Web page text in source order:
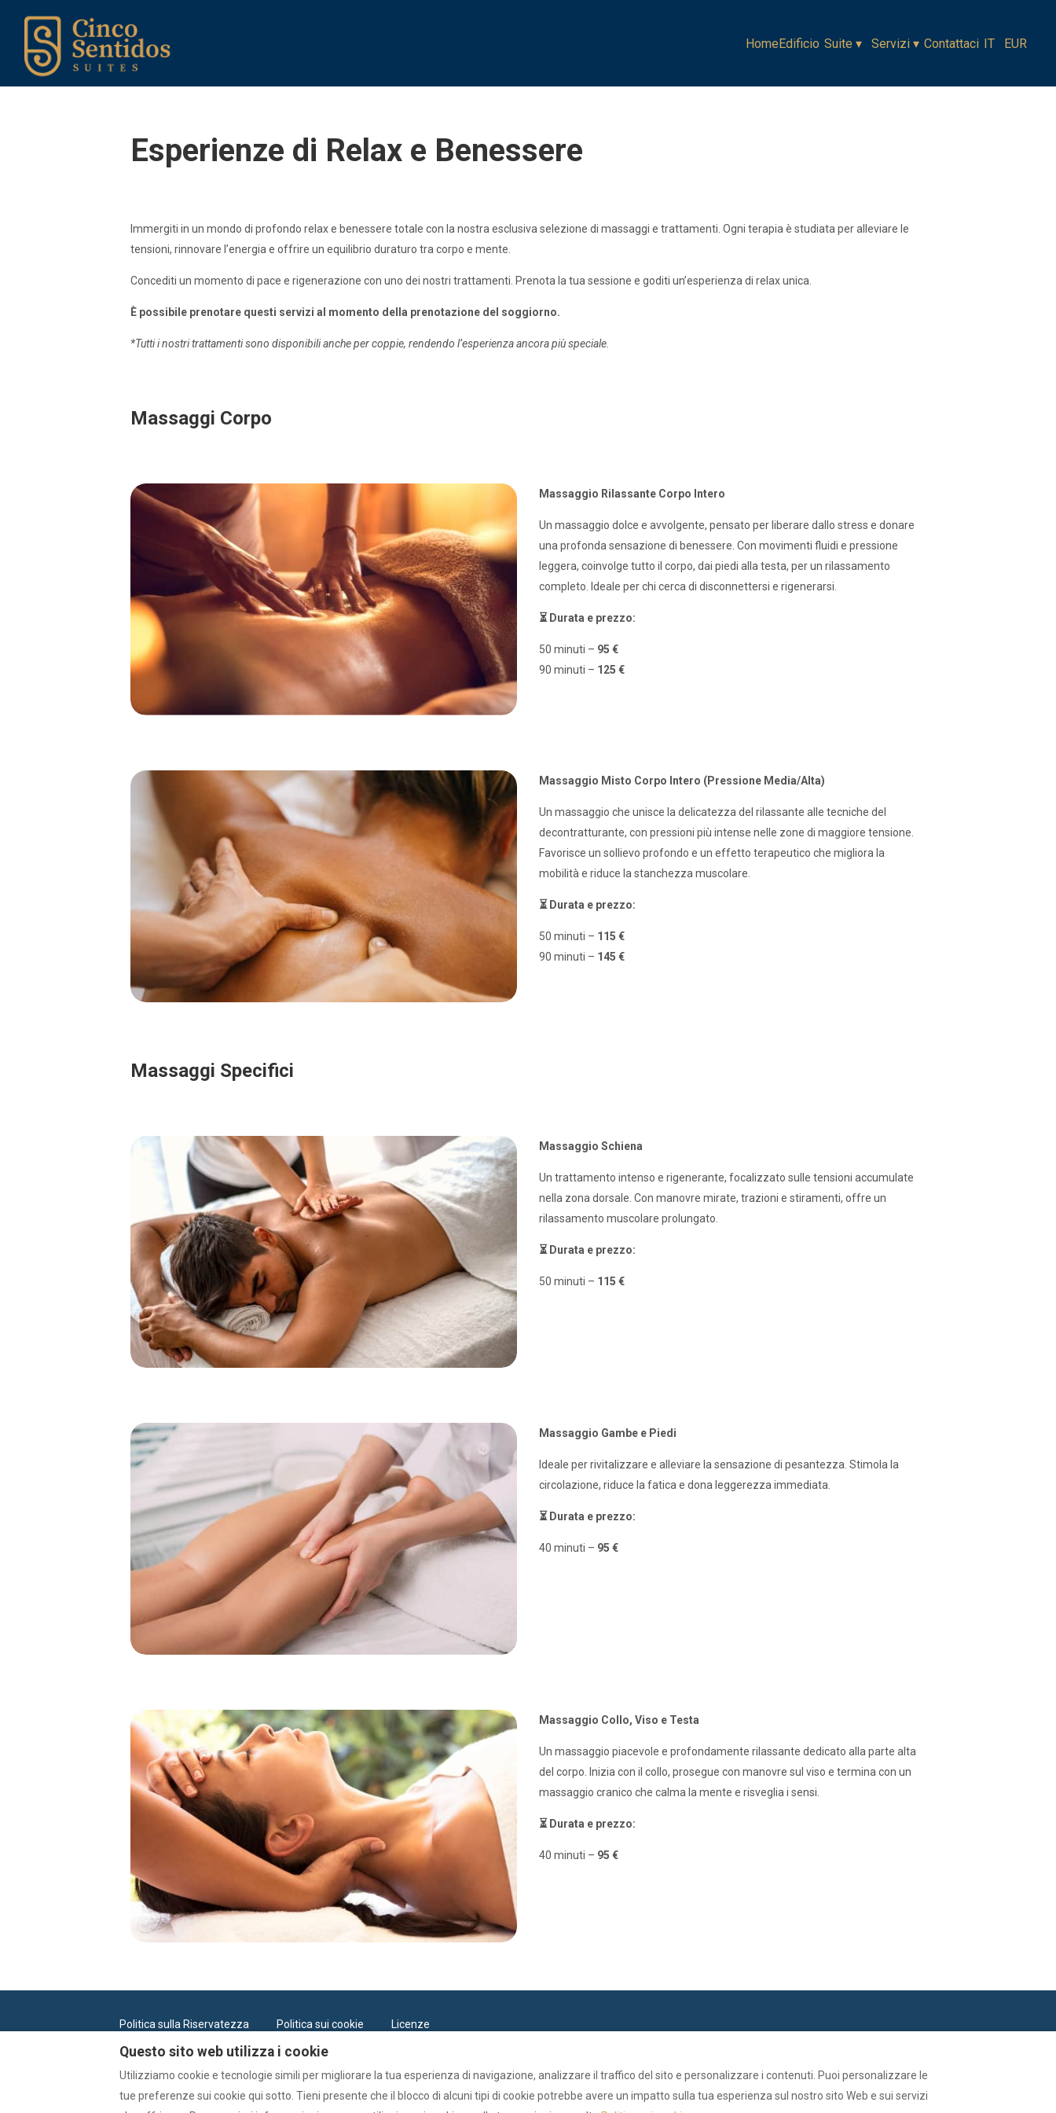
Esperienze di Relax e Benessere
Immergiti in un mondo di profondo relax e benessere totale con la nostra esclusiva selezione di massaggi e trattamenti. Ogni terapia è studiata per alleviare le
tensioni, rinnovare l’energia e offrire un equilibrio duraturo tra corpo e mente.
Concediti un momento di pace e rigenerazione con uno dei nostri trattamenti. Prenota la tua sessione e goditi un’esperienza di relax unica.
È possibile prenotare questi servizi al momento della prenotazione del soggiorno.
*Tutti i nostri trattamenti sono disponibili anche per coppie, rendendo l’esperienza ancora più speciale.
Massaggi Corpo
Massaggio Rilassante Corpo Intero
Un massaggio dolce e avvolgente, pensato per liberare dallo stress e donare
una profonda sensazione di benessere. Con movimenti fluidi e pressione
leggera, coinvolge tutto il corpo, dai piedi alla testa, per un rilassamento
completo. Ideale per chi cerca di disconnettersi e rigenerarsi.
⏳ Durata e prezzo:
50 minuti – 95 €
90 minuti – 125 €
Massaggio Misto Corpo Intero (Pressione Media/Alta)
Un massaggio che unisce la delicatezza del rilassante alle tecniche del
decontratturante, con pressioni più intense nelle zone di maggiore tensione.
Favorisce un sollievo profondo e un effetto terapeutico che migliora la
mobilità e riduce la stanchezza muscolare.
⏳ Durata e prezzo:
50 minuti – 115 €
90 minuti – 145 €
Massaggi Specifici
Massaggio Schiena
Un trattamento intenso e rigenerante, focalizzato sulle tensioni accumulate
nella zona dorsale. Con manovre mirate, trazioni e stiramenti, offre un
rilassamento muscolare prolungato.
⏳ Durata e prezzo:
50 minuti – 115 €
Massaggio Gambe e Piedi
Ideale per rivitalizzare e alleviare la sensazione di pesantezza. Stimola la
circolazione, riduce la fatica e dona leggerezza immediata.
⏳ Durata e prezzo:
40 minuti – 95 €
Massaggio Collo, Viso e Testa
Un massaggio piacevole e profondamente rilassante dedicato alla parte alta
del corpo. Inizia con il collo, prosegue con manovre sul viso e termina con un
massaggio cranico che calma la mente e risveglia i sensi.
⏳ Durata e prezzo:
40 minuti – 95 €
Politica sulla Riservatezza Politica sui cookie Licenze
Italiano EUR 619 004 804
Questo sito web utilizza i cookie
Utilizziamo cookie e tecnologie simili per migliorare la tua esperienza di navigazione, analizzare il traffico del sito e personalizzare i contenuti. Puoi personalizzare le
tue preferenze sui cookie qui sotto. Tieni presente che il blocco di alcuni tipi di cookie potrebbe avere un impatto sulla tua esperienza sul nostro sito Web e sui servizi